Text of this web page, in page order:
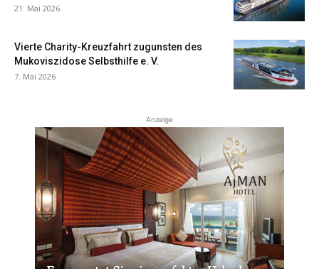
21. Mai 2026
Vierte Charity-Kreuzfahrt zugunsten des
Mukoviszidose Selbsthilfe e. V.
7. Mai 2026
Anzeige